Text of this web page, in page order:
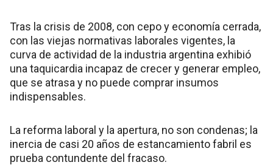
Tras la crisis de 2008, con cepo y economía cerrada,
con las viejas normativas laborales vigentes, la
curva de actividad de la industria argentina exhibió
una taquicardia incapaz de crecer y generar empleo,
que se atrasa y no puede comprar insumos
indispensables.
La reforma laboral y la apertura, no son condenas; la
inercia de casi 20 años de estancamiento fabril es
prueba contundente del fracaso.